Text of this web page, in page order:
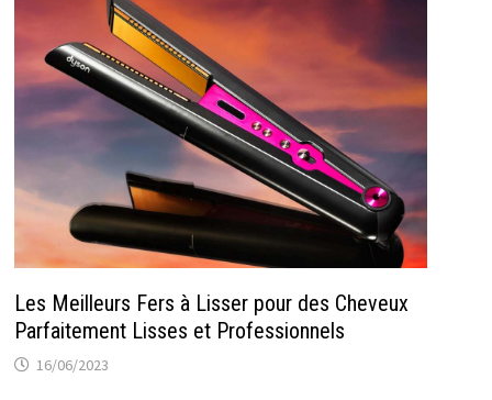
Les Meilleurs Fers à Lisser pour des Cheveux
Parfaitement Lisses et Professionnels
16/06/2023